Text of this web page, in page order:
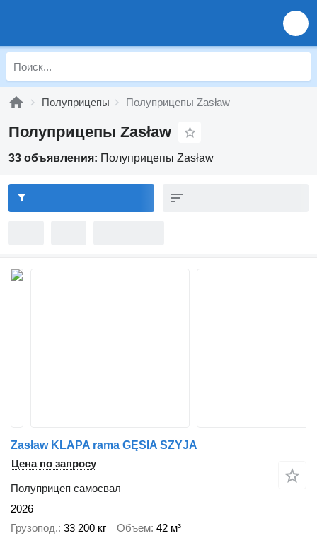
Полуприцепы Полуприцепы Zasław
Полуприцепы Zasław
33 объявления: Полуприцепы Zasław
Zasław KLAPA rama GĘSIA SZYJA
Цена по запросу
Полуприцеп самосвал
2026
Грузопод. 33 200 кг Объем 42 м³